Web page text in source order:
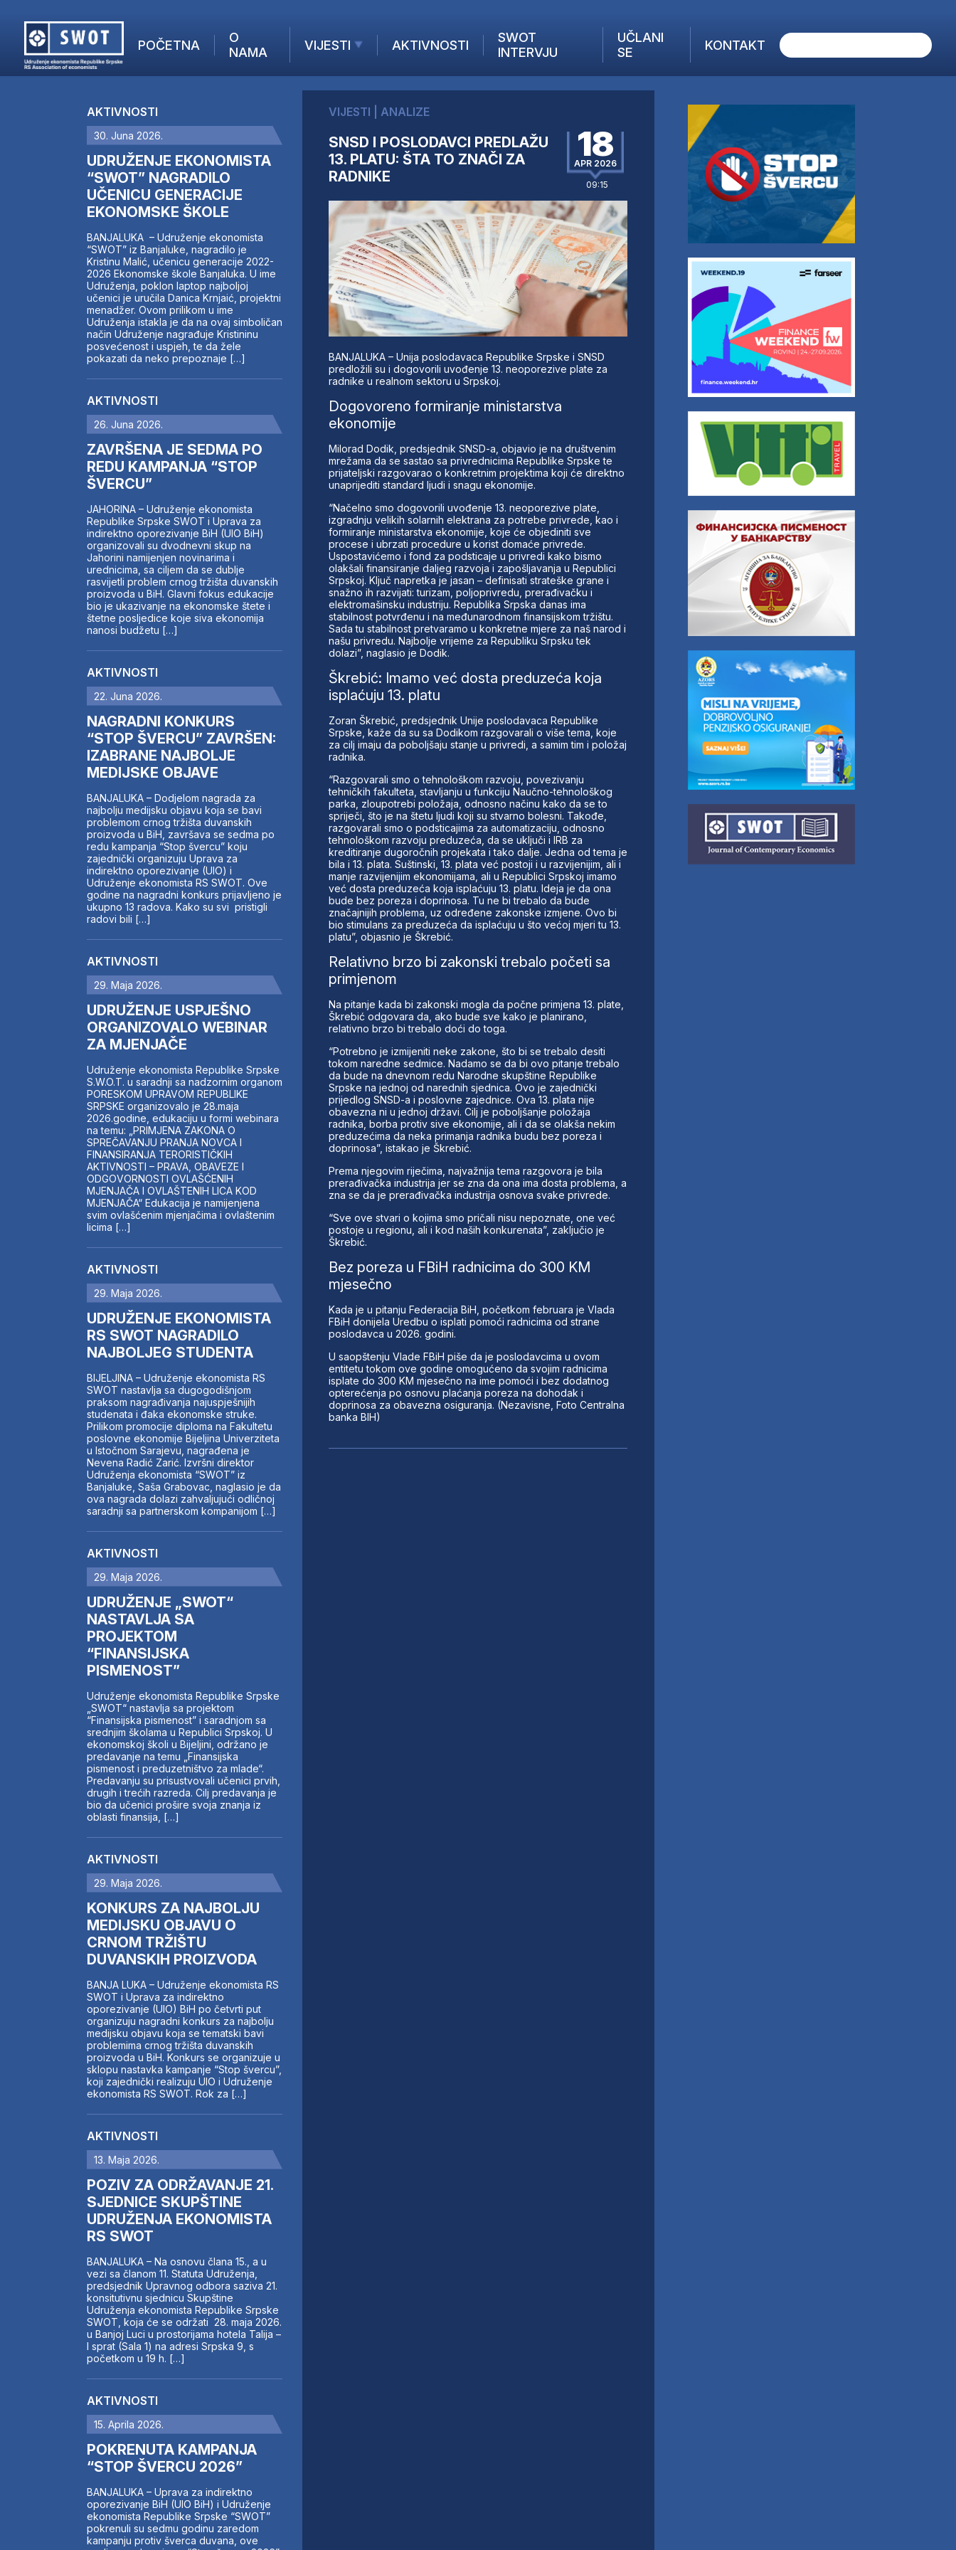
POČETNA
O
NAMA
VIJESTI
AKTUELNO
KOMPANIJE
FINANSIJE
IZ STRANIH MEDIJA
AKTIVNOSTI
SWOT
INTERVJU
UČLANI
SE
KONTAKT
AKTUELNO
ANALIZE
KOMPANIJE
FINANSIJE
IZ STRANIH MEDIJA
AKTIVNOSTI
SWOT INTERVJU
UČLANI SE
KONTAKT
AKTIVNOSTI
30. Juna 2026.
UDRUŽENJE EKONOMISTA
“SWOT” NAGRADILO
UČENICU GENERACIJE
EKONOMSKE ŠKOLE
BANJALUKA – Udruženje ekonomista
“SWOT” iz Banjaluke, nagradilo je
Kristinu Malić, učenicu generacije 2022-
2026 Ekonomske škole Banjaluka. U ime
Udruženja, poklon laptop najboljoj
učenici je uručila Danica Krnjaić, projektni
menadžer. Ovom prilikom u ime
Udruženja istakla je da na ovaj simboličan
način Udruženje nagrađuje Kristininu
posvećenost i uspjeh, te da žele
pokazati da neko prepoznaje […]
AKTIVNOSTI
26. Juna 2026.
ZAVRŠENA JE SEDMA PO
REDU KAMPANJA “STOP
ŠVERCU”
JAHORINA – Udruženje ekonomista
Republike Srpske SWOT i Uprava za
indirektno oporezivanje BiH (UIO BiH)
organizovali su dvodnevni skup na
Jahorini namijenjen novinarima i
urednicima, sa ciljem da se dublje
rasvijetli problem crnog tržišta duvanskih
proizvoda u BiH. Glavni fokus edukacije
bio je ukazivanje na ekonomske štete i
štetne posljedice koje siva ekonomija
nanosi budžetu […]
AKTIVNOSTI
22. Juna 2026.
NAGRADNI KONKURS
“STOP ŠVERCU” ZAVRŠEN:
IZABRANE NAJBOLJE
MEDIJSKE OBJAVE
BANJALUKA – Dodjelom nagrada za
najbolju medijsku objavu koja se bavi
problemom crnog tržišta duvanskih
proizvoda u BiH, završava se sedma po
redu kampanja “Stop švercu” koju
zajednički organizuju Uprava za
indirektno oporezivanje (UIO) i
Udruženje ekonomista RS SWOT. Ove
godine na nagradni konkurs prijavljeno je
ukupno 13 radova. Kako su svi pristigli
radovi bili […]
AKTIVNOSTI
29. Maja 2026.
UDRUŽENJE USPJEŠNO
ORGANIZOVALO WEBINAR
ZA MJENJAČE
Udruženje ekonomista Republike Srpske
S.W.O.T. u saradnji sa nadzornim organom
PORESKOM UPRAVOM REPUBLIKE
SRPSKE organizovalo je 28.maja
2026.godine, edukaciju u formi webinara
na temu: „PRIMJENA ZAKONA O
SPREČAVANJU PRANJA NOVCA I
FINANSIRANJA TERORISTIČKIH
AKTIVNOSTI – PRAVA, OBAVEZE I
ODGOVORNOSTI OVLAŠĆENIH
MJENJAČA I OVLAŠTENIH LICA KOD
MJENJAČA“ Edukacija je namijenjena
svim ovlašćenim mjenjačima i ovlaštenim
licima […]
AKTIVNOSTI
29. Maja 2026.
UDRUŽENJE EKONOMISTA
RS SWOT NAGRADILO
NAJBOLJEG STUDENTA
BIJELJINA – Udruženje ekonomista RS
SWOT nastavlja sa dugogodišnjom
praksom nagrađivanja najuspješnijih
studenata i đaka ekonomske struke.
Prilikom promocije diploma na Fakultetu
poslovne ekonomije Bijeljina Univerziteta
u Istočnom Sarajevu, nagrađena je
Nevena Radić Zarić. Izvršni direktor
Udruženja ekonomista “SWOT” iz
Banjaluke, Saša Grabovac, naglasio je da
ova nagrada dolazi zahvaljujući odličnoj
saradnji sa partnerskom kompanijom […]
AKTIVNOSTI
29. Maja 2026.
UDRUŽENJE „SWOT“
NASTAVLJA SA
PROJEKTOM
“FINANSIJSKA
PISMENOST”
Udruženje ekonomista Republike Srpske
„SWOT“ nastavlja sa projektom
“Finansijska pismenost” i saradnjom sa
srednjim školama u Republici Srpskoj. U
ekonomskoj školi u Bijeljini, održano je
predavanje na temu „Finansijska
pismenost i preduzetništvo za mlade“.
Predavanju su prisustvovali učenici prvih,
drugih i trećih razreda. Cilj predavanja je
bio da učenici prošire svoja znanja iz
oblasti finansija, […]
AKTIVNOSTI
29. Maja 2026.
KONKURS ZA NAJBOLJU
MEDIJSKU OBJAVU O
CRNOM TRŽIŠTU
DUVANSKIH PROIZVODA
BANJA LUKA – Udruženje ekonomista RS
SWOT i Uprava za indirektno
oporezivanje (UIO) BiH po četvrti put
organizuju nagradni konkurs za najbolju
medijsku objavu koja se tematski bavi
problemima crnog tržišta duvanskih
proizvoda u BiH. Konkurs se organizuje u
sklopu nastavka kampanje “Stop švercu”,
koji zajednički realizuju UIO i Udruženje
ekonomista RS SWOT. Rok za […]
AKTIVNOSTI
13. Maja 2026.
POZIV ZA ODRŽAVANJE 21.
SJEDNICE SKUPŠTINE
UDRUŽENJA EKONOMISTA
RS SWOT
BANJALUKA – Na osnovu člana 15., a u
vezi sa članom 11. Statuta Udruženja,
predsjednik Upravnog odbora saziva 21.
konsitutivnu sjednicu Skupštine
Udruženja ekonomista Republike Srpske
SWOT, koja će se održati 28. maja 2026.
u Banjoj Luci u prostorijama hotela Talija –
I sprat (Sala 1) na adresi Srpska 9, s
početkom u 19 h. […]
AKTIVNOSTI
15. Aprila 2026.
POKRENUTA KAMPANJA
“STOP ŠVERCU 2026”
BANJALUKA – Uprava za indirektno
oporezivanje BiH (UIO BiH) i Udruženje
ekonomista Republike Srpske “SWOT”
pokrenuli su sedmu godinu zaredom
kampanju protiv šverca duvana, ove
VIJESTI ANALIZE
SNSD I POSLODAVCI PREDLAŽU
13. PLATU: ŠTA TO ZNAČI ZA
RADNIKE
18
APR 2026
09:15
BANJALUKA – Unija poslodavaca Republike Srpske i SNSD
predložili su i dogovorili uvođenje 13. neoporezive plate za
radnike u realnom sektoru u Srpskoj.
Dogovoreno formiranje ministarstva
ekonomije
Milorad Dodik, predsjednik SNSD-a, objavio je na društvenim
mrežama da se sastao sa privrednicima Republike Srpske te
prijateljski razgovarao o konkretnim projektima koji će direktno
unaprijediti standard ljudi i snagu ekonomije.
“Načelno smo dogovorili uvođenje 13. neoporezive plate,
izgradnju velikih solarnih elektrana za potrebe privrede, kao i
formiranje ministarstva ekonomije, koje će objediniti sve
procese i ubrzati procedure u korist domaće privrede.
Uspostavićemo i fond za podsticaje u privredi kako bismo
olakšali finansiranje daljeg razvoja i zapošljavanja u Republici
Srpskoj. Ključ napretka je jasan – definisati strateške grane i
snažno ih razvijati: turizam, poljoprivredu, prerađivačku i
elektromašinsku industriju. Republika Srpska danas ima
stabilnost potvrđenu i na međunarodnom finansijskom tržištu.
Sada tu stabilnost pretvaramo u konkretne mjere za naš narod i
našu privredu. Najbolje vrijeme za Republiku Srpsku tek
dolazi”, naglasio je Dodik.
Škrebić: Imamo već dosta preduzeća koja
isplaćuju 13. platu
Zoran Škrebić, predsjednik Unije poslodavaca Republike
Srpske, kaže da su sa Dodikom razgovarali o više tema, koje
za cilj imaju da poboljšaju stanje u privredi, a samim tim i položaj
radnika.
“Razgovarali smo o tehnološkom razvoju, povezivanju
tehničkih fakulteta, stavljanju u funkciju Naučno-tehnološkog
parka, zloupotrebi položaja, odnosno načinu kako da se to
spriječi, što je na štetu ljudi koji su stvarno bolesni. Takođe,
razgovarali smo o podsticajima za automatizaciju, odnosno
tehnološkom razvoju preduzeća, da se uključi i IRB za
kreditiranje dugoročnih projekata i tako dalje. Jedna od tema je
bila i 13. plata. Suštinski, 13. plata već postoji i u razvijenijim, ali i
manje razvijenijim ekonomijama, ali u Republici Srpskoj imamo
već dosta preduzeća koja isplaćuju 13. platu. Ideja je da ona
bude bez poreza i doprinosa. Tu ne bi trebalo da bude
značajnijih problema, uz određene zakonske izmjene. Ovo bi
bio stimulans za preduzeća da isplaćuju u što većoj mjeri tu 13.
platu”, objasnio je Škrebić.
Relativno brzo bi zakonski trebalo početi sa
primjenom
Na pitanje kada bi zakonski mogla da počne primjena 13. plate,
Škrebić odgovara da, ako bude sve kako je planirano,
relativno brzo bi trebalo doći do toga.
“Potrebno je izmijeniti neke zakone, što bi se trebalo desiti
tokom naredne sedmice. Nadamo se da bi ovo pitanje trebalo
da bude na dnevnom redu Narodne skupštine Republike
Srpske na jednoj od narednih sjednica. Ovo je zajednički
prijedlog SNSD-a i poslovne zajednice. Ova 13. plata nije
obavezna ni u jednoj državi. Cilj je poboljšanje položaja
radnika, borba protiv sive ekonomije, ali i da se olakša nekim
preduzećima da neka primanja radnika budu bez poreza i
doprinosa”, istakao je Škrebić.
Prema njegovim riječima, najvažnija tema razgovora je bila
prerađivačka industrija jer se zna da ona ima dosta problema, a
zna se da je prerađivačka industrija osnova svake privrede.
“Sve ove stvari o kojima smo pričali nisu nepoznate, one već
postoje u regionu, ali i kod naših konkurenata”, zaključio je
Škrebić.
Bez poreza u FBiH radnicima do 300 KM
mjesečno
Kada je u pitanju Federacija BiH, početkom februara je Vlada
FBiH donijela Uredbu o isplati pomoći radnicima od strane
poslodavca u 2026. godini.
U saopštenju Vlade FBiH piše da je poslodavcima u ovom
entitetu tokom ove godine omogućeno da svojim radnicima
isplate do 300 KM mjesečno na ime pomoći i bez dodatnog
opterećenja po osnovu plaćanja poreza na dohodak i
doprinosa za obavezna osiguranja. (Nezavisne, Foto Centralna
banka BIH)